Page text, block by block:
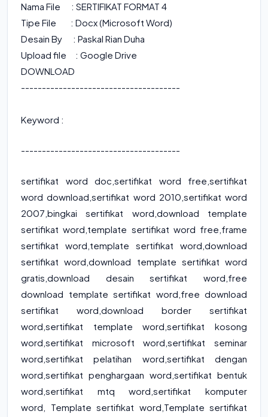
Nama File : SERTIFIKAT FORMAT 4
Tipe File : Docx (Microsoft Word)
Desain By : Paskal Rian Duha
Upload file : Google Drive
DOWNLOAD
--------------------------------------
Keyword :
--------------------------------------
sertifikat word doc sertifikat word free sertifikat
word download ,sertifikat word 2010 sertifikat word
2007 bingkai sertifikat word download template
sertifikat word template sertifikat word free frame
sertifikat word template sertifikat word download
sertifikat word ,download template sertifikat word
gratis download desain sertifikat word free
download template sertifikat word free download
sertifikat word download border sertifikat
word sertifikat template word ,sertifikat kosong
word sertifikat microsoft word ,sertifikat seminar
word sertifikat pelatihan word sertifikat dengan
word sertifikat penghargaan word sertifikat bentuk
word sertifikat mtq word ,sertifikat komputer
word
Template sertifikat word,Template sertifikat